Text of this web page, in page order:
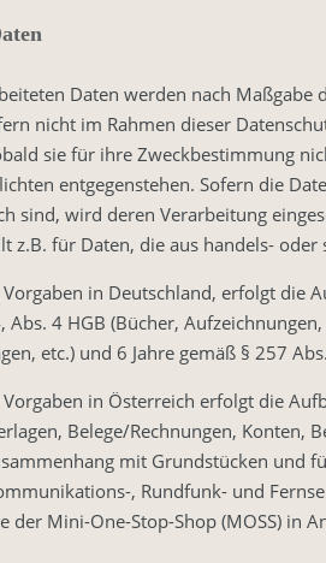
Daten werden nach
nicht im Rahmen dieser
sie für ihre Zweckbestimmung
entgegenstehen. Sofern die
sind, wird deren Verarbeitung
z.B. für Daten, die aus handels-
Vorgaben in Deutschland, erfolgt die
Abs. 4 HGB (Bücher,
etc.) und 6 Jahre gemäß § 257
Vorgaben in Österreich erfolgt die
Belege/Rechnungen, Konten,
mit Grundstücken und
, Rundfunk- und
der Mini-One-Stop-Shop (MOSS) in